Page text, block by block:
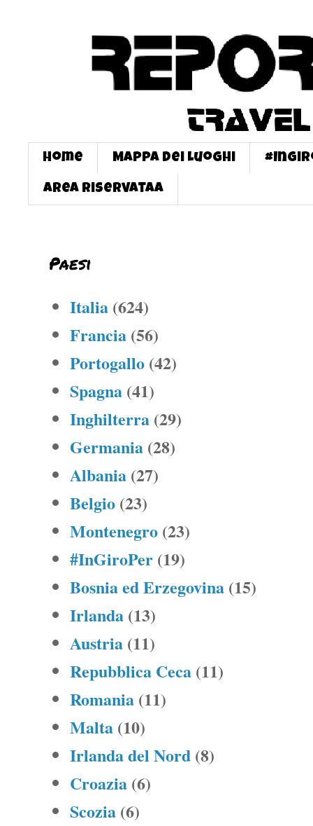
Home Mappa dei Luoghi
Area Riservataa
Paesi
Italia (624)
Francia (56)
Portogallo (42)
Spagna (41)
Inghilterra (29)
Germania (28)
Albania (27)
Belgio (23)
Montenegro (23)
#InGiroPer (19)
Bosnia ed Erzegovina (15)
Irlanda (13)
Austria (11)
Repubblica Ceca (11)
Romania (11)
Malta (10)
Irlanda del Nord (8)
Croazia (6)
Scozia (6)